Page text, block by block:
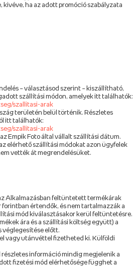
kivéve, ha az adott promóció szabályzata
– választásod szerint – kiszállítható,
szállítási módon, amelyek itt találhatók:
szallitasi-arak
területén belül történik. Részletes
itt találhatók:
szallitasi-arak
Empik Foto által vállalt szállítási dátum.
elérhető szállítási módokat azon ügyfelek
vették át megrendelésüket.
Alkalmazásban feltüntetett termékárak
értendők, és nem tartalmazzák a
mód kiválasztásakor kerül feltüntetésre.
ára és a szállítási költség együtt) a
véglegesítése előtt.
vagy utánvéttel fizetheted ki. Külföldi
információ mindig megjelenik a
fizetési mód elérhetősége függhet a